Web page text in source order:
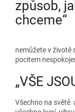
způsob,
chceme“
Pokud
nemůžete v
pocitem
„VŠE
Všechno na světě